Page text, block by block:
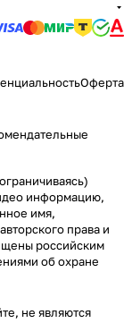
Оферта
информацию,
имя,
права и
российским
об охране
не являются